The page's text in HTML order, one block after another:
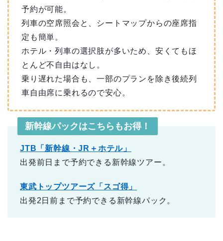
予約が可能。
列車の空席照会と、シートマップからの座席指
定も簡単。
ホテル・列車の選択肢が多いため、安くてもほ
とんど不自由はなし。
乗り遅れた場合も、一部のプランを除き後続列
車自由席に乗れるので安心。
新幹線パックはこちらもお得！
JTB「新幹線・JR＋ホテル」
出発前日まで予約できる新幹線ツアー。
東武トップツアーズ「スゴ得」
出発2日前まで予約できる新幹線パック。